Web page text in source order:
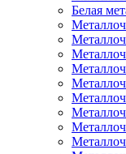
Белая